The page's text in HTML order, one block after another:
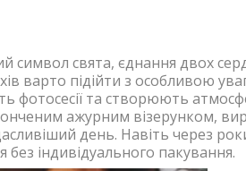
символ свята, єднання двох
варто підійти з особливою
фотосесії та створюють
ажурним візерунком,
день. Навіть через
індивідуального пакування.